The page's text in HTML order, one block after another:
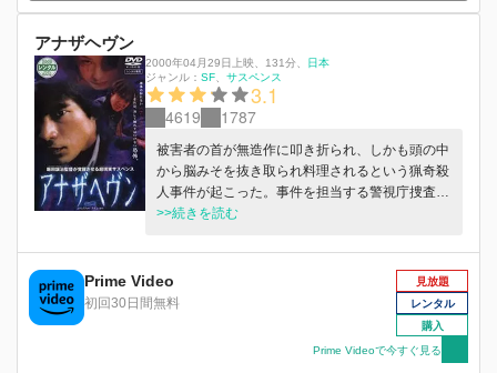
アナザヘヴン
2000年04月29日上映 131分
日本
ジャンル： SF サスペンス
3.1
4619 1787
被害者の首が無造作に叩き折られ、しかも頭の中
から脳みそを抜き取られ料理されるという猟奇殺
人事件が起こった。事件を担当する警視庁捜査一
課のメンバーは被害者の骨折状況から、犯人の体
性と推定されるという報告を受ける。しかし、現
場から見つかったのは女性を思わせる小さな指の
指紋、そしてSEXの痕。男？女？怪力？料理？犯
人像が絞れない捜査陣の元に、同じく脳みそが抜
き取られた、第二の被害者発見の連絡が飛び込ん
でくる。この最悪の猟奇事件は単なるプロローグ
>>続きを読む
Prime Video
初回30日間無料
見放題
レンタル
購入
Prime Videoで今すぐ見る